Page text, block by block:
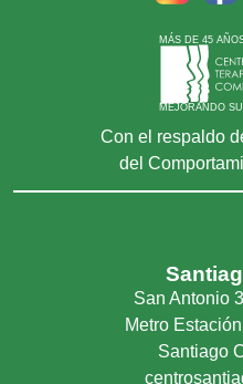
MÁS DE 45
MEJORANDO
Con el respaldo
del
San Antonio
Metro
Santiago